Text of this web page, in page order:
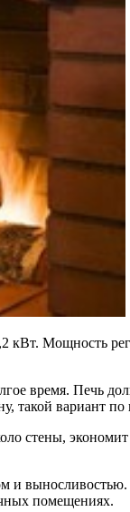
кВт. Мощность
время. Печь
такой вариант
стены,
и
помещениях.